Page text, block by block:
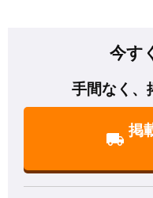
今す
手間なく、
掲